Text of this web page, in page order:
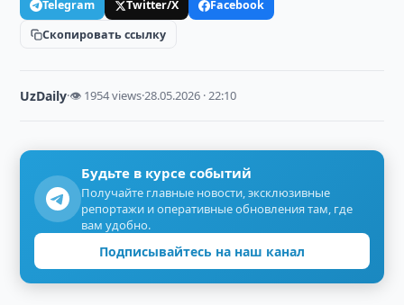
Telegram Twitter/X
Facebook
Скопировать ссылку
UzDaily·👁 1954 views·28.05.2026 · 22:10
Будьте в курсе событий
Получайте главные новости, эксклюзивные
репортажи и оперативные обновления там, где
вам удобно.
Подписывайтесь на наш канал